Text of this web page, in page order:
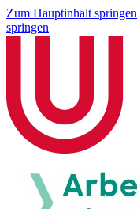
Zum Hauptinhalt springen
springen